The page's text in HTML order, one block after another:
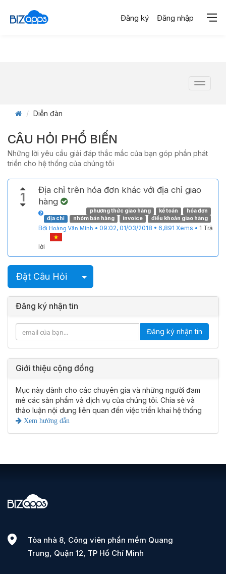
Đăng ký Đăng nhập
Toggle
Diễn đàn
CÂU HỎI PHỔ BIẾN
Những lời yêu cầu giải đáp thắc mắc của bạn góp phần phát
triển cho hệ thống của chúng tôi
1
Địa chỉ trên hóa đơn khác với địa chỉ giao
hàng
hóa đơn
kế toán
phương thức giao hàng
điều khoản giao hàng
invoice
nhóm bán hàng
địa chỉ
Bởi Hoàng Văn Minh • 09:02, 01/03/2018 • 6,891 Xems • 1 Trả
lời
Đặt Câu Hỏi Chọn bài viết
Đăng ký nhận tin
Đăng ký nhận tin
Giới thiệu cộng đồng
Mục này dành cho các chuyên gia và những người đam
mê các sản phẩm và dịch vụ của chúng tôi. Chia sẻ và
thảo luận nội dung liên quan đến việc triển khai hệ thống
Xem hướng dẫn
Tòa nhà 8, Công viên phần mềm Quang
Trung, Quận 12, TP Hồ Chí Minh